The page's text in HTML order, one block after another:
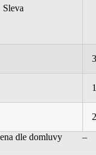
Sleva
dle domluvy –